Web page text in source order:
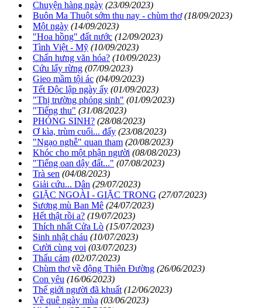
Chuyện hàng ngày (23/09/2023)
Buôn Ma Thuột sớm thu nay - chùm thơ (18/09/2023)
Một ngày (14/09/2023)
"Hoa hồng" đất nước (12/09/2023)
Tình Việt - Mỹ (10/09/2023)
Chấn hưng văn hóa? (10/09/2023)
Cứu lấy rừng (07/09/2023)
Gieo mầm tội ác (04/09/2023)
Tết Độc lập ngày ấy (01/09/2023)
"Thị trường phóng sinh" (01/09/2023)
"Tiếng thu" (31/08/2023)
PHÓNG SINH? (28/08/2023)
Ơ kìa, trùm cuối... đấy (23/08/2023)
"Ngạo nghễ" quan tham (20/08/2023)
Khóc cho một phận người (08/08/2023)
"Tiếng oan dậy đất..." (07/08/2023)
Trà sen (04/08/2023)
Giải cứu... Dân (29/07/2023)
GIẶC NGOÀI - GIẶC TRONG (27/07/2023)
Sương mù Ban Mê (24/07/2023)
Hết thật rồi a? (19/07/2023)
Thích nhất Cửa Lò (15/07/2023)
Sinh nhật cháu (10/07/2023)
Cười cùng voi (03/07/2023)
Thấu cảm (02/07/2023)
Chùm thơ về động Thiên Đường (26/06/2023)
Con yêu (16/06/2023)
Thế giới người đã khuất (12/06/2023)
Về quê ngày mùa (03/06/2023)